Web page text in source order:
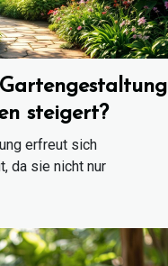
steigert?
erfreut sich
da sie nicht nur